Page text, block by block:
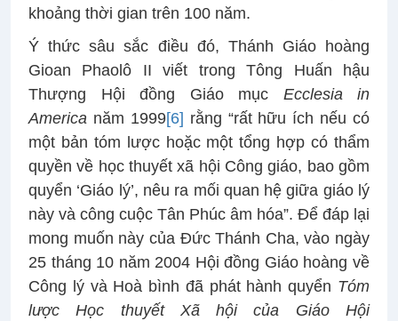
khoảng thời gian trên 100 năm.
Ý thức sâu sắc điều đó, Thánh Giáo hoàng
Gioan Phaolô II viết trong Tông Huấn hậu
Thượng Hội đồng Giáo mục
Ecclesia in
America năm 1999[6] rằng “rất hữu ích nếu có
một bản tóm lược hoặc một tổng hợp có thẩm
quyền về học thuyết xã hội Công giáo, bao gồm
quyển ‘Giáo lý’, nêu ra mối quan hệ giữa giáo lý
này và công cuộc Tân Phúc âm hóa”. Để đáp lại
mong muốn này của Đức Thánh Cha, vào ngày
25 tháng 10 năm 2004 Hội đồng Giáo hoàng về
Công lý và Hoà bình đã phát hành quyển Tóm
lược Học thuyết Xã hội của Giáo Hội